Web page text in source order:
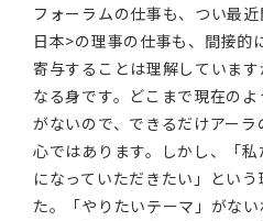
フォーラムの仕事も、つい最
日本>の理事の仕事も、間接的
寄与することは理解していま
なる身です。どこまで現在の
がないので、できるだけアー
心ではあります。しかし、「
になっていただきたい」とい
た。「やりたいテーマ」がな